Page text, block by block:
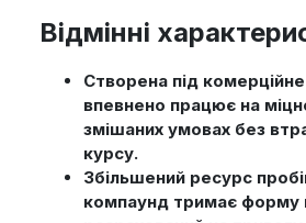
Відмінні
Створена під
впевнено працює на
змішаних умовах без
курсу.
Збільшений ресурс
компаунд тримає форму